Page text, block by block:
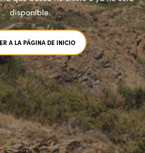
disponible.
A LA PÁGINA DE INICIO